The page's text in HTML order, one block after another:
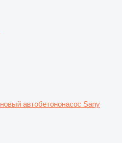
новый автобетононасос Sany